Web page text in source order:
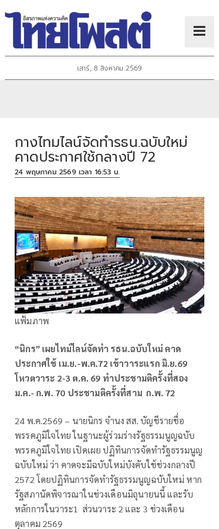
เสาร์, 8 สิงหาคม 2569
กางไทมไลน์จัดทำรธน.ฉบับใหม่
คาดประกาศใช้กลางปี 72
24 พฤษภาคม 2569 เวลา 16:53 น.
แฟ้มภาพ
“นิกร” เผยไทม์ไลน์จัดทำ รธน.ฉบับใหม่ คาด
ประกาศใช้ เม.ย.-พ.ค.72 เข้าวาระแรก มิ.ย.69
โหวตวาระ 2-3 ต.ค. 69 ทำประชามติครั้งที่สอง
ม.ค.- ก.พ. 70 ประชามติครั้งที่สาม ก.พ. 72
24 พ.ค.2569 – นายนิกร จำนง สส. บัญชีรายชื่อ
พรรคภูมิใจไทย ในฐานะผู้ร่วมร่างรัฐธรรมนูญฉบับ
พรรคภูมิใจไทย เปิดเผย ปฏิทินการจัดทำรัฐธรรมนูญ
ฉบับใหม่ ว่า คาดจะมีฉบับใหม่บังคับใช้ช่วงกลางปี
2572 โดยปฏิทินการจัดทำรัฐธรรมนูญฉบับใหม่ หาก
รัฐสภานัดพิจารณาในช่วงเดือนมิถุนายนนี้ และรับ
หลักการในวาระ1 ส่วนวาระ 2 และ 3 ช่วงเดือน
ตุลาคม 2569